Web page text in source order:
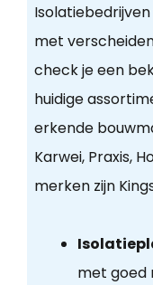
met
check je een
huidige
erkende
Karwei, Praxis,
merken zijn
met goed